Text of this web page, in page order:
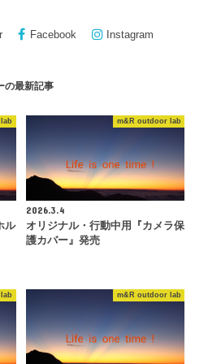
Facebook Instagram
の最新記事
ル
m&R outdoor lab
2026.3.4
オリジナル・行動中用『カメラ保
護カバー』発売
m&R outdoor lab